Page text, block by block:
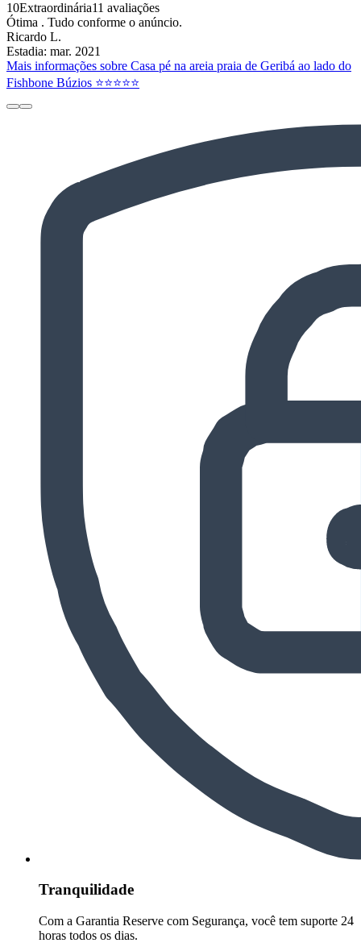
10Extraordinária11 avaliações
Ótima . Tudo conforme o anúncio.
Ricardo L.
Estadia: mar. 2021
Mais informações sobre Casa pé na areia praia de Geribá ao lado do
Fishbone Búzios ⭐️⭐️⭐️⭐️⭐️
Tranquilidade
Com a Garantia Reserve com Segurança, você tem suporte 24
horas todos os dias.